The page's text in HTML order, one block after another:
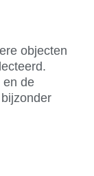
objecten
en de